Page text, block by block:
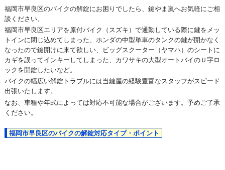
福岡市早良区のバイクの解錠にお困りでしたら、鍵やま嵐へお気軽にご相
談ください。
福岡市早良区エリアを原付バイク（スズキ）で通勤している際に鍵をメッ
トインに閉じ込めてしまった、ホンダの中型単車のタンクの鍵が開かなく
なったので鍵開けに来て欲しい、ビッグスクーター（ヤマハ）のシートに
カギを誤ってインキーしてしまった、カワサキの大型オートバイのＵ字ロ
ックを開錠したいなど。
バイクの幅広い解錠トラブルには当鍵屋の経験豊富なスタッフがスピード
出張いたします。
なお、車種や年式によっては対応不可能な場合がございます。予めご了承
ください。
福岡市早良区のバイクの解錠対応タイプ・ポイント